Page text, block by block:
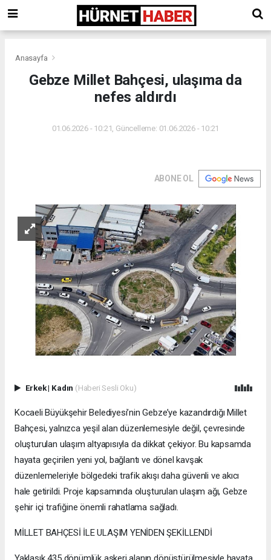
Anasayfa
Gebze Millet Bahçesi, ulaşıma da
nefes aldırdı
01.06.2026 - 10:21, Güncelleme: 01.06.2026 - 10:21
ABONE OL
Erkek| Kadın (Haberi Sesli Oku)
Kocaeli Büyükşehir Belediyesi’nin Gebze’ye kazandırdığı Millet
Bahçesi, yalnızca yeşil alan düzenlemesiyle değil, çevresinde
oluşturulan ulaşım altyapısıyla da dikkat çekiyor. Bu kapsamda
hayata geçirilen yeni yol, bağlantı ve dönel kavşak
düzenlemeleriyle bölgedeki trafik akışı daha güvenli ve akıcı
hale getirildi. Proje kapsamında oluşturulan ulaşım ağı, Gebze
şehir içi trafiğine önemli rahatlama sağladı.
MİLLET BAHÇESİ İLE ULAŞIM YENİDEN ŞEKİLLENDİ